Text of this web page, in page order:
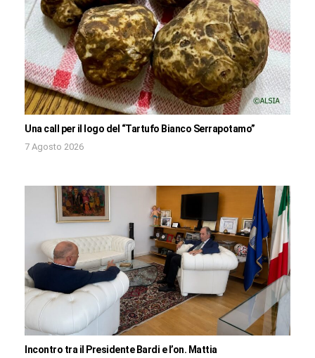
Una call per il logo del “Tartufo Bianco Serrapotamo”
7 Agosto 2026
Incontro tra il Presidente Bardi e l’on. Mattia